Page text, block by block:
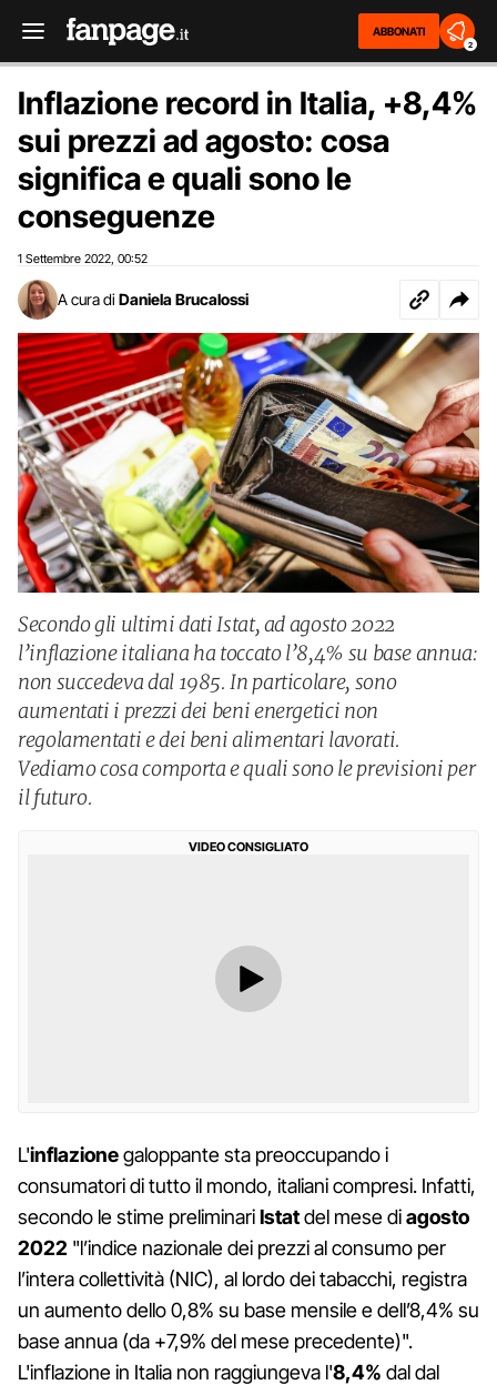
ABBONATI
2
Inflazione record in Italia, +8,4%
sui prezzi ad agosto: cosa
significa e quali sono le
conseguenze
1 Settembre 2022 00:52
A cura di Daniela Brucalossi
Secondo gli ultimi dati Istat, ad agosto 2022
l’inflazione italiana ha toccato l’8,4% su base annua:
non succedeva dal 1985. In particolare, sono
aumentati i prezzi dei beni energetici non
regolamentati e dei beni alimentari lavorati.
Vediamo cosa comporta e quali sono le previsioni per
il futuro.
VIDEO CONSIGLIATO
L'inflazionegaloppante sta preoccupando i
consumatori di tutto il mondo, italiani compresi. Infatti,
secondo le stime preliminariIstatdel mese diagosto
2022 "l’indice nazionale dei prezzi al consumo per
l’intera collettività (NIC), al lordo dei tabacchi, registra
un aumento dello 0,8% su base mensile e dell’8,4% su
base annua (da +7,9% del mese precedente)".
L'inflazione in Italia non raggiungeva l'8,4% dal dal